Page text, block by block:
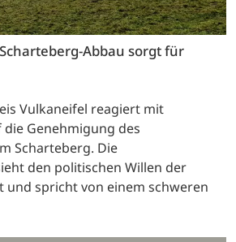
Abbau sorgt für
Vulkaneifel reagiert mit
Genehmigung des
Scharteberg. Die
den politischen Willen der
und spricht von einem schweren